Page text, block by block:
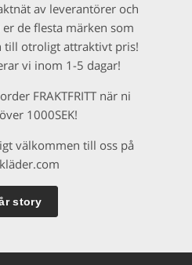
av leverantörer och
de flesta märken som
till otroligt attraktivt pris!
vi inom 1-5 dagar!
FRAKTFRITT när ni
1000SEK!
välkommen till oss på
story